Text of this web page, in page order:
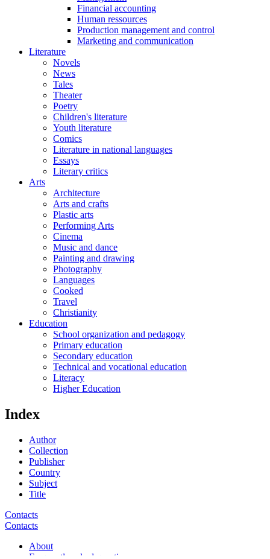
Financial accounting
Human ressources
Production management and control
Marketing and communication
Literature
Novels
News
Tales
Theater
Poetry
Children's literature
Youth literature
Comics
Literature in national languages
Essays
Literary critics
Arts
Architecture
Arts and crafts
Plastic arts
Performing Arts
Cinema
Music and dance
Painting and drawing
Photography
Languages
Cooked
Travel
Christianity
Education
School organization and pedagogy
Primary education
Secondary education
Technical and vocational education
Literacy
Higher Education
Index
Author
Collection
Publisher
Country
Subject
Title
Contacts
Contacts
About
Frequently asked questions